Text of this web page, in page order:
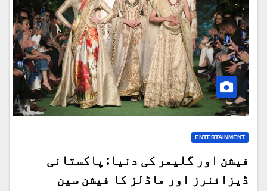
ENTERTAINMENT
فیشن اور گلیمر کی دنیا: پاکستانی
ڈیزائنرز اور ماڈلز کا فیشن سین